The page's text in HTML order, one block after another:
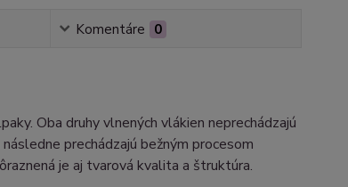
Komentáre 0
Oba druhy vlnených vlákien neprechádzajú
prechádzajú bežným procesom
je aj tvarová kvalita a štruktúra.